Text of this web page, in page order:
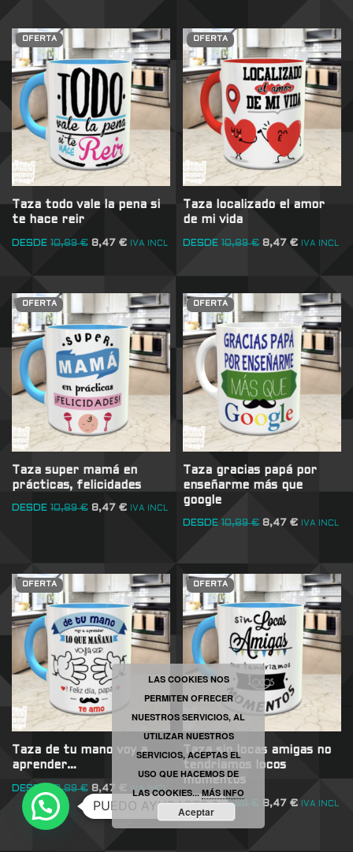
OFERTA
Taza todo vale la pena si
te hace reir
DESDE 10,89€ 8,47 € IVA INCL
OFERTA
Taza localizado el amor
de mi vida
DESDE 10,89€ 8,47€ IVA INCL
OFERTA
Taza super mamá en
prácticas, felicidades
DESDE 10,89€ 8,47 € IVA INCL
OFERTA
Taza gracias papá por
enseñarme más que
google
DESDE 10,89€ 8,47€ IVA INCL
OFERTA
Taza de tu mano voy a
aprender…
DESDE 10,89€ 8,47 € IVA INCL
OFERTA
Taza sin locas amigas no
tendriamos locos
momentos
DESDE 10,89 8,47€ IVA INCL
PUEDO AYUDARTE ?
LAS COOKIES NOS
PERMITEN OFRECER
NUESTROS SERVICIOS, AL
UTILIZAR NUESTROS
SERVICIOS, ACEPTAS EL
USO QUE HACEMOS DE
LAS COOKIES...MÁS INFO
Aceptar